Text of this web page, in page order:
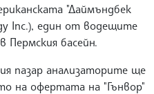
"Даймъндбек
Inc.), един от водещите
Пермския басейн.
пазар анализаторите ще
на офертата на "Гънвор"